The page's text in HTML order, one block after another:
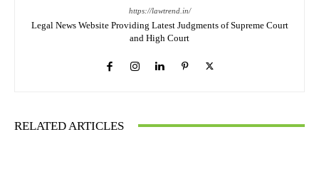
https://lawtrend.in/
Legal News Website Providing Latest Judgments of Supreme Court
and High Court
RELATED ARTICLES